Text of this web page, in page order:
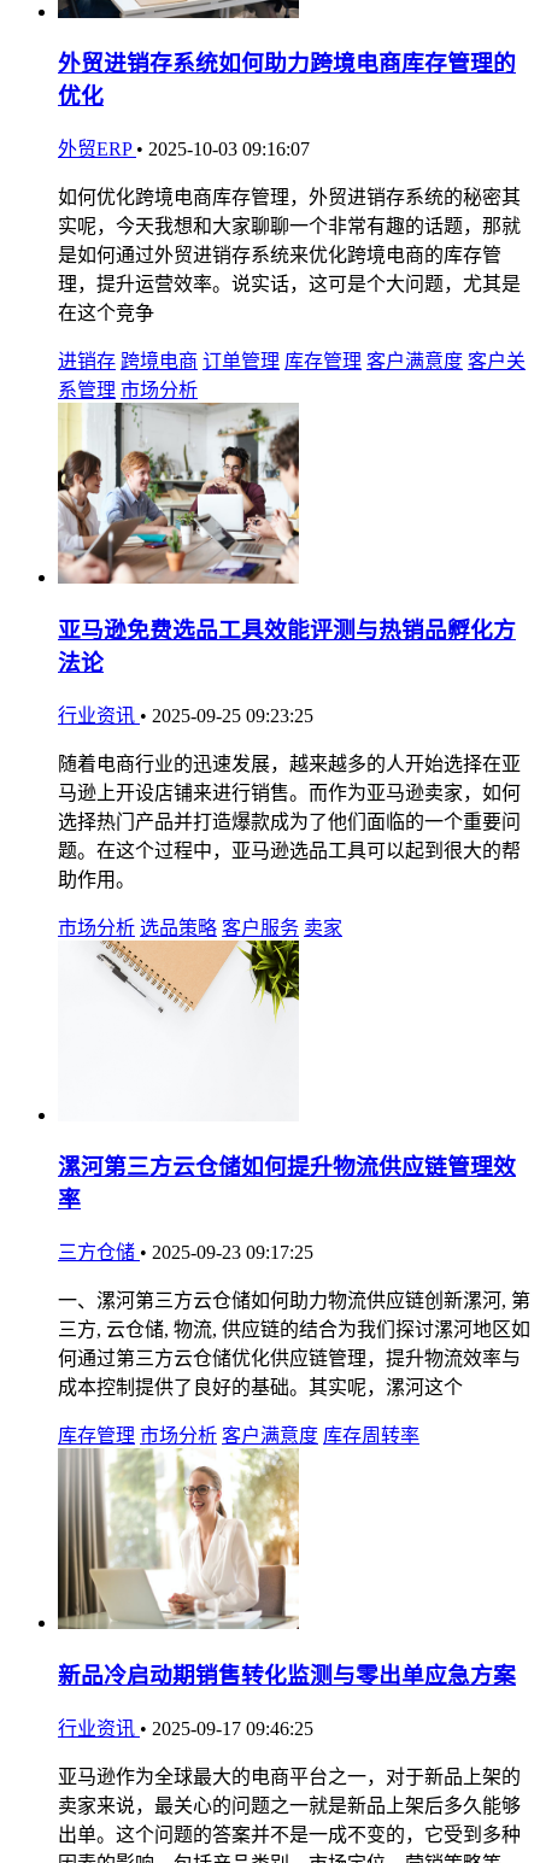
外贸进销存系统如何助力跨境电商库存管理的
优化
外贸ERP • 2025-10-03 09:16:07
如何优化跨境电商库存管理，外贸进销存系统的秘密其
实呢，今天我想和大家聊聊一个非常有趣的话题，那就
是如何通过外贸进销存系统来优化跨境电商的库存管
理，提升运营效率。说实话，这可是个大问题，尤其是
在这个竞争
进销存 跨境电商 订单管理 库存管理 客户满意度 客户关
系管理 市场分析
亚马逊免费选品工具效能评测与热销品孵化方
法论
行业资讯 • 2025-09-25 09:23:25
随着电商行业的迅速发展，越来越多的人开始选择在亚
马逊上开设店铺来进行销售。而作为亚马逊卖家，如何
选择热门产品并打造爆款成为了他们面临的一个重要问
题。在这个过程中，亚马逊选品工具可以起到很大的帮
助作用。
市场分析 选品策略 客户服务 卖家
漯河第三方云仓储如何提升物流供应链管理效
率
三方仓储 • 2025-09-23 09:17:25
一、漯河第三方云仓储如何助力物流供应链创新漯河, 第
三方, 云仓储, 物流, 供应链的结合为我们探讨漯河地区如
何通过第三方云仓储优化供应链管理，提升物流效率与
成本控制提供了良好的基础。其实呢，漯河这个
库存管理 市场分析 客户满意度 库存周转率
新品冷启动期销售转化监测与零出单应急方案
行业资讯 • 2025-09-17 09:46:25
亚马逊作为全球最大的电商平台之一，对于新品上架的
卖家来说，最关心的问题之一就是新品上架后多久能够
出单。这个问题的答案并不是一成不变的，它受到多种